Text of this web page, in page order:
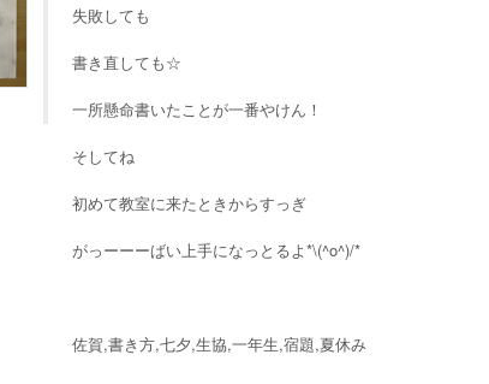
失敗しても
書き直しても☆
一所懸命書いたことが一番やけん！
そしてね
初めて教室に来たときからすっぎ
がっーーーばい上手になっとるよ*\(^o^)/*
佐賀,書き方,七夕,生協,一年生,宿題,夏休み